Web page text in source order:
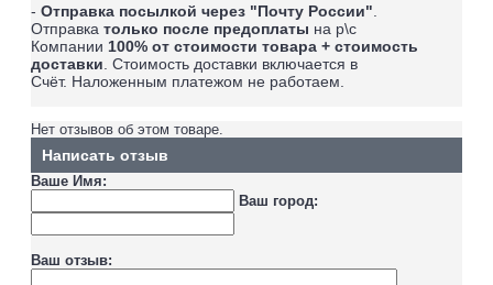
- Отправка посылкой через "Почту России"
Отправка только после предоплаты на р\с
Компании 100% от стоимости товара + стоимость
доставки . Стоимость доставки включается в
Счёт. Наложенным платежом не работаем
Нет отзывов об этом товаре.
Написать отзыв
Ваше Имя:
Ваш город:
Ваш отзыв: